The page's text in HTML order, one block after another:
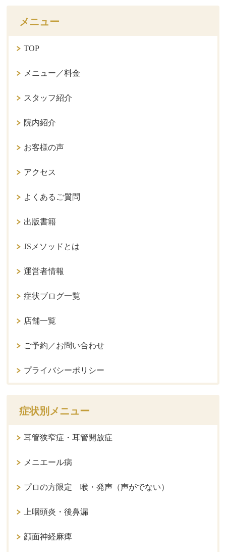
メニュー
TOP
メニュー／料金
スタッフ紹介
院内紹介
お客様の声
アクセス
よくあるご質問
出版書籍
JSメソッドとは
運営者情報
症状ブログ一覧
店舗一覧
ご予約／お問い合わせ
プライバシーポリシー
症状別メニュー
耳管狭窄症・耳管開放症
メニエール病
プロの方限定 喉・発声（声がでない）
上咽頭炎・後鼻漏
顔面神経麻痺